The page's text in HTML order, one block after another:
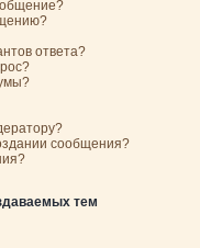
ответа?
сообщения?
тем